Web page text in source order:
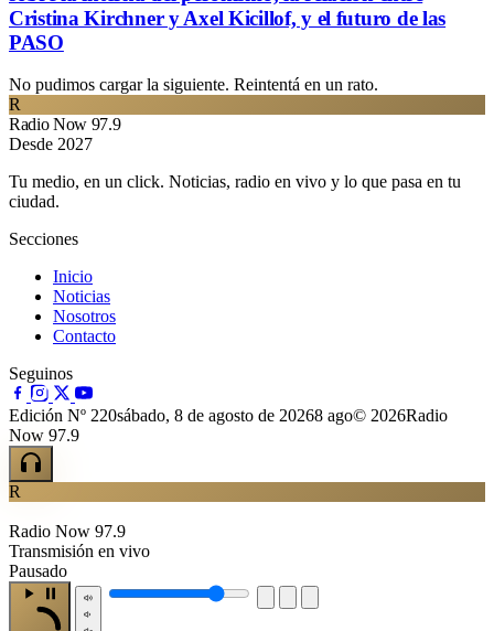
Cristina Kirchner y Axel Kicillof, y el futuro de las
PASO
No pudimos cargar la siguiente. Reintentá en un rato.
R
Radio Now 97.9
Desde 2027
Tu medio, en un click. Noticias, radio en vivo y lo que pasa en tu
ciudad.
Secciones
Inicio
Noticias
Nosotros
Contacto
Seguinos
Edición Nº 220sábado, 8 de agosto de 20268 ago© 2026Radio
Now 97.9
R
Radio Now 97.9
Transmisión en vivo
Pausado